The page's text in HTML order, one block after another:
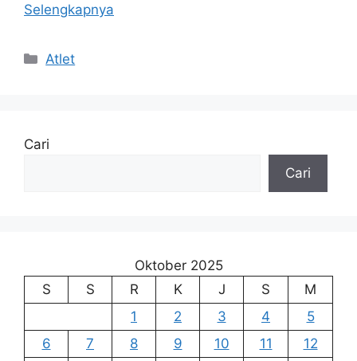
Selengkapnya
Kategori
Atlet
Cari
Cari
Oktober 2025
S
S R K J S
M
1
2 3 4
5
6
7 8 9 10 11
12